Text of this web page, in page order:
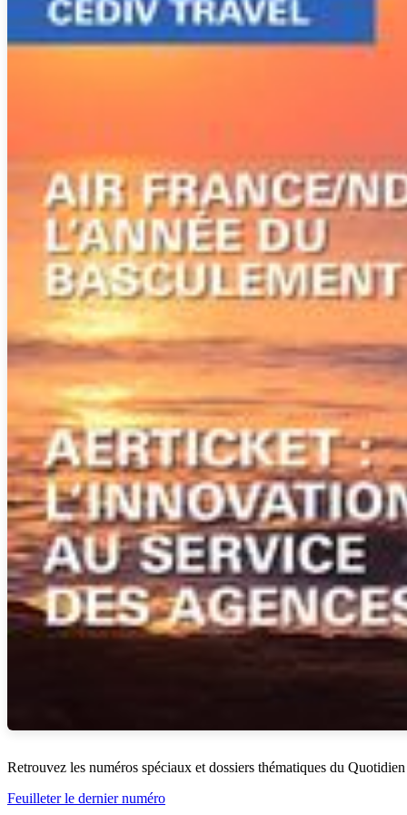
Retrouvez les numéros spéciaux et dossiers thématiques du
Feuilleter le dernier numéro